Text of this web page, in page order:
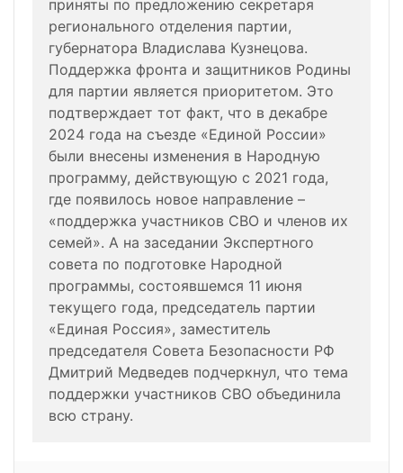
приняты по предложению секретаря
регионального отделения партии,
губернатора Владислава Кузнецова.
Поддержка фронта и защитников Родины
для партии является приоритетом. Это
подтверждает тот факт, что в декабре
2024 года на съезде «Единой России»
были внесены изменения в Народную
программу, действующую с 2021 года,
где появилось новое направление –
«поддержка участников СВО и членов их
семей». А на заседании Экспертного
совета по подготовке Народной
программы, состоявшемся 11 июня
текущего года, председатель партии
«Единая Россия», заместитель
председателя Совета Безопасности РФ
Дмитрий Медведев подчеркнул, что тема
поддержки участников СВО объединила
всю страну.